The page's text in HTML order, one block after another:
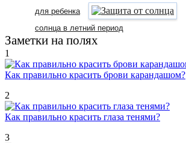
для ребенка
солнца в летний период
Заметки на полях
1
Как правильно красить брови карандашом?
2
Как правильно красить глаза тенями?
3